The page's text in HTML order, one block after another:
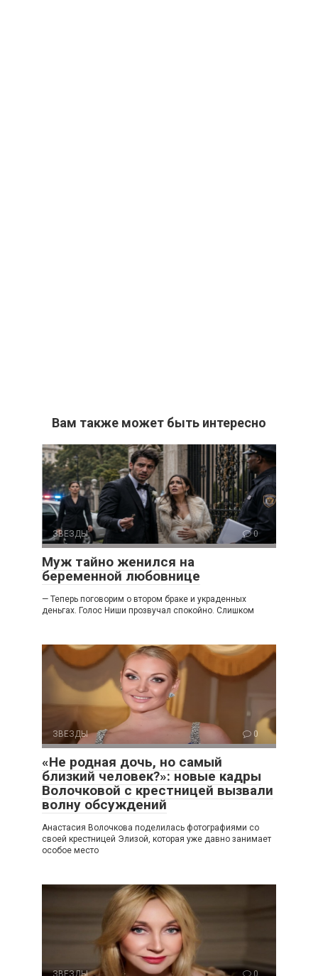
Вам также может быть интересно
ЗВЕЗДЫ 0
Муж тайно женился на
беременной любовнице
— Теперь поговорим о втором браке и украденных
деньгах. Голос Ниши прозвучал спокойно. Слишком
ЗВЕЗДЫ 0
«Не родная дочь, но самый
близкий человек?»: новые кадры
Волочковой с крестницей вызвали
волну обсуждений
Анастасия Волочкова поделилась фотографиями со
своей крестницей Элизой, которая уже давно занимает
особое место
ЗВЕЗДЫ 0